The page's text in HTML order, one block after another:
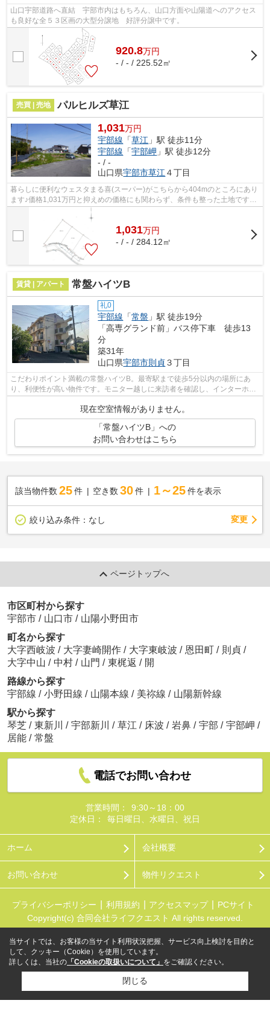
山口宇部道路へ直結 宇部市内はもちろん、山口方面や山陽道へのアクセス
も良好な全５３区画の大型分譲地 好評分譲中です。
920.8万円
- / - / 225.52㎡
売買 | 売地 パルヒルズ草江
1,031万円
宇部線 「草江 」駅 徒歩11分
宇部線 「宇部岬 」駅 徒歩12分
- / -
山口県宇部市草江 ４丁目
暮らしに便利なウェスタまる喜(スーパー)がこちらから404mのところにあり
ます♪価格1,031万円と抑えめの価格にも関わらず、条件も整った土地です♪
地元密着、そして不動産のプロである当...
1,031万円
- / - / 284.12㎡
賃貸 | アパート 常盤ハイツB
礼0
宇部線 「常盤 」駅 徒歩19分
「高専グランド前」バス停下車 徒歩13
分
築31年
山口県宇部市則貞３丁目
こだわりポイント満載の常盤ハイツB。最寄駅まで徒歩5分以内の場所にあ
り、利便性が高い物件です。モニター越しに来訪者を確認し、インターホン
を通じて室内から会話することができま...
現在空室情報がありません。
「常盤ハイツB」への
お問い合わせはこちら
該当物件数 25件 空き数 30 件 1～25 件を表示
絞り込み条件： なし 変更
ページトップへ
市区町村から探す
宇部市 / 山口市 / 山陽小野田市
町名から探す
大字西岐波 / 大字妻崎開作 / 大字東岐波 / 恩田町 / 則貞 /
大字中山 / 中村 / 山門 / 東梶返 / 開
路線から探す
宇部線 / 小野田線 / 山陽本線 / 美祢線 / 山陽新幹線
駅から探す
琴芝 / 東新川 / 宇部新川 / 草江 / 床波 / 岩鼻 / 宇部 / 宇部岬 /
居能 / 常盤
電話でお問い合わせ
営業時間：
9:30～18：00
定休日：
毎日曜日、水曜日、祝日
ホーム 会社概要
お問い合わせ 物件リクエスト
プライバシーポリシー 利用規約 アクセスマップ
PCサイト
Copyright(c) 合同会社ライフクエスト All rights reserved.
当サイトでは、お客様の当サイト利用状況把握、サービス向上検討を目的と
して、クッキー（Cookie）を使用しています。
詳しくは、当社の 「Cookieの取扱いについて」 をご確認ください。
閉じる